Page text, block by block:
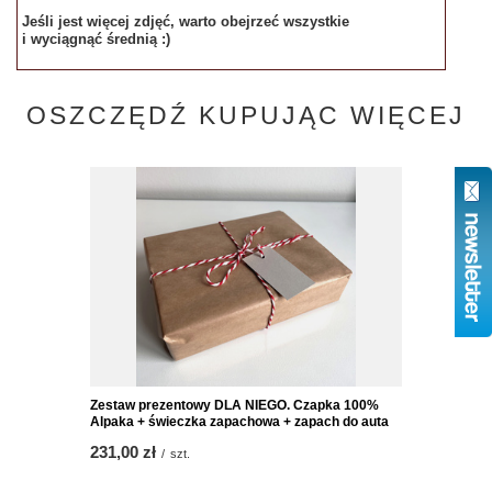
Jeśli jest więcej zdjęć, warto obejrzeć wszystkie
i wyciągnąć średnią :)
OSZCZĘDŹ KUPUJĄC WIĘCEJ
Zestaw prezentowy DLA NIEGO. Czapka 100%
Alpaka + świeczka zapachowa + zapach do auta
231,00 zł / szt.